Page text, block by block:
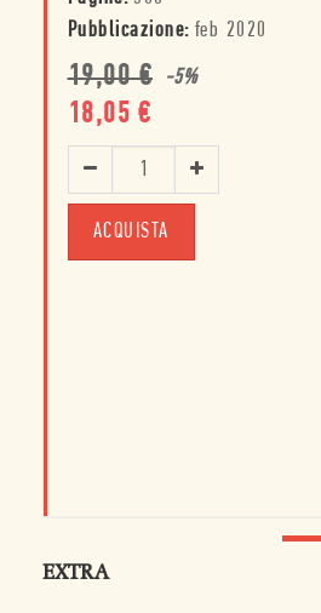
Pubblicazione: feb 2020
19,00€ -5%
18,05 €
ACQUISTA
EXTRA